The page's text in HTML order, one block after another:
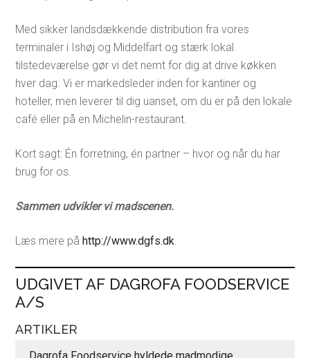
Med sikker landsdækkende distribution fra vores
terminaler i Ishøj og Middelfart og stærk lokal
tilstedeværelse gør vi det nemt for dig at drive køkken
hver dag. Vi er markedsleder inden for kantiner og
hoteller, men leverer til dig uanset, om du er på den lokale
café eller på en Michelin-restaurant.
Kort sagt: Én forretning, én partner – hvor og når du har
brug for os.
Sammen udvikler vi madscenen.
Læs mere påhttp://www.dgfs.dk.
UDGIVET AF DAGROFA FOODSERVICE
A/S
ARTIKLER